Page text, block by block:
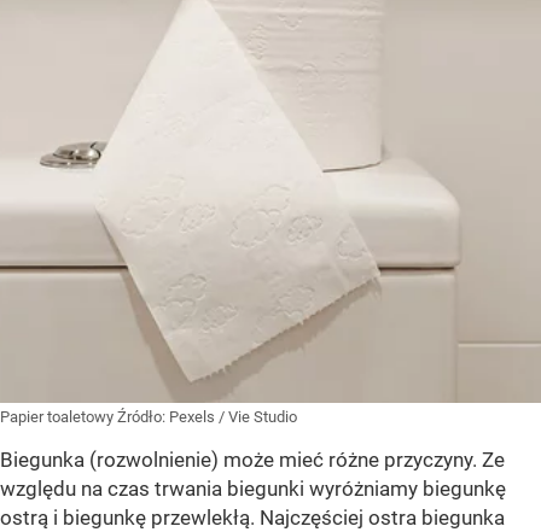
Papier toaletowy Źródło: Pexels / Vie Studio
Biegunka (rozwolnienie) może mieć różne przyczyny. Ze
względu na czas trwania biegunki wyróżniamy biegunkę
ostrą i biegunkę przewlekłą. Najczęściej ostra biegunka